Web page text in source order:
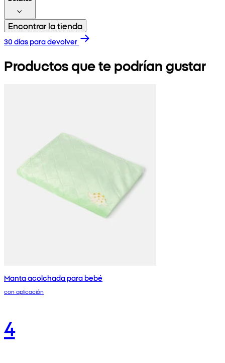
Encontrar la tienda
30 días para devolver
Productos que te podrían gustar
Manta acolchada para bebé
con aplicación
4